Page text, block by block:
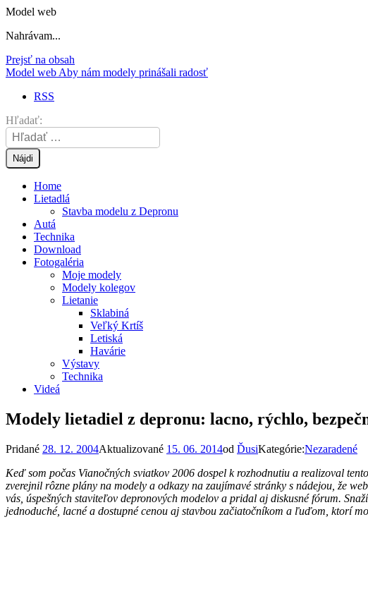
Model web
Nahrávam...
Prejsť na obsah
Model web Aby nám modely prinášali radosť
RSS
Hľadať:
Home
Lietadlá
Stavba modelu z Depronu
Autá
Technika
Download
Fotogaléria
Moje modely
Modely kolegov
Lietanie
Sklabiná
Veľký Krtíš
Letiská
Havárie
Výstavy
Technika
Videá
Modely lietadiel z depronu: lacno, rýchlo,
Pridané 28. 12. 2004Aktualizované 15. 06. 2014od ĎusiKategórie:Nezaradené
Keď som počas Vianočných sviatkov 2006 dospel k rozhodnutiu a realizoval
zverejnil rôzne plány na modely a odkazy na zaujímavé stránky s nádejou, že
vás, úspešných staviteľov depronových modelov a pridal aj diskusné fórum.
jednoduché, lacné a dostupné cenou aj stavbou začiatočníkom a ľuďom, ktorí